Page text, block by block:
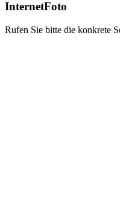
InternetFoto
Rufen Sie bitte die konkrete